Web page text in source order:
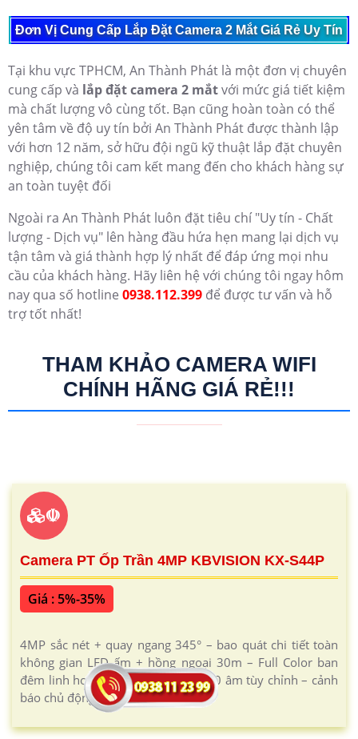
Đơn Vị Cung Cấp Lắp Đặt Camera 2 Mắt Giá Rẻ Uy Tín
Tại khu vực TPHCM, An Thành Phát là một đơn vị chuyên
cung cấp và lắp đặt camera 2 mắtvới mức giá tiết kiệm
mà chất lượng vô cùng tốt. Bạn cũng hoàn toàn có thể
yên tâm về độ uy tín bởi An Thành Phát được thành lập
với hơn 12 năm, sở hữu đội ngũ kỹ thuật lắp đặt chuyên
nghiệp, chúng tôi cam kết mang đến cho khách hàng sự
an toàn tuyệt đối
Ngoài ra An Thành Phát luôn đặt tiêu chí "Uy tín - Chất
lượng - Dịch vụ" lên hàng đầu hứa hẹn mang lại dịch vụ
tận tâm và giá thành hợp lý nhất để đáp ứng mọi nhu
cầu của khách hàng. Hãy liên hệ với chúng tôi ngay hôm
nay qua số hotline 0938.112.399 để được tư vấn và hỗ
trợ tốt nhất!
THAM KHẢO CAMERA WIFI
CHÍNH HÃNG GIÁ RẺ!!!
☫
Camera PT Ốp Trần 4MP KBVISION KX-S44P
Giá : 5%-35%
4MP sắc nét + quay ngang 345° – bao quát chi tiết toàn
không gian LED ấm + hồng ngoại 30m – Full Color ban
đêm linh hoạt Còi hú + đèn chớp 10 âm tùy chỉnh – cảnh
báo chủ động tức thì